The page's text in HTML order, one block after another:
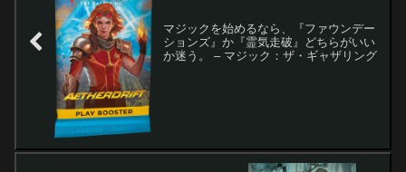
マジックを始めるなら、『ファウンデー
ションズ』か『霊気走破』どちらがいい
か迷う。 – マジック：ザ・ギャザリング